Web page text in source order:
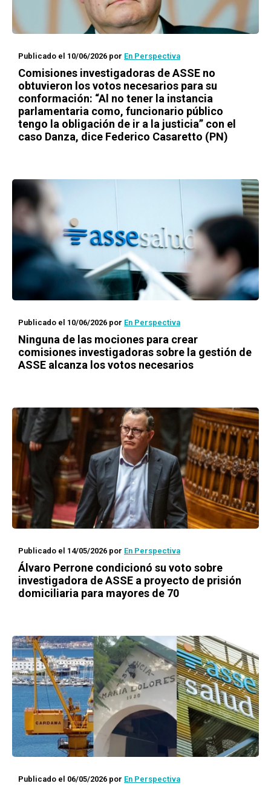
Publicado el 10/06/2026 por En Perspectiva
Comisiones investigadoras de ASSE no
obtuvieron los votos necesarios para su
conformación: “Al no tener la instancia
parlamentaria como, funcionario público
tengo la obligación de ir a la justicia” con el
caso Danza, dice Federico Casaretto (PN)
Publicado el 10/06/2026 por En Perspectiva
Ninguna de las mociones para crear
comisiones investigadoras sobre la gestión de
ASSE alcanza los votos necesarios
Publicado el 14/05/2026 por En Perspectiva
Álvaro Perrone condicionó su voto sobre
investigadora de ASSE a proyecto de prisión
domiciliaria para mayores de 70
Publicado el 06/05/2026 por En Perspectiva